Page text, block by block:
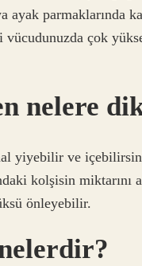
ayak parmaklarında
vücudunuzda çok
nelere
yiyebilir ve
kolşisin miktarını
önleyebilir.